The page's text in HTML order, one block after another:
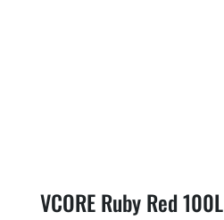
VCORE Ruby Red 100L